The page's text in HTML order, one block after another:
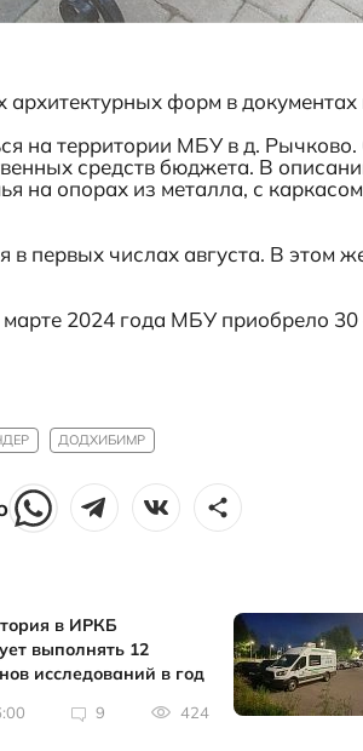
форм в документах
на территории МБУ в д.
средств бюджета. В
на опорах из металла, с
в первых числах августа. В этом
марте 2024 года МБУ приобрело 30
ДОДХИБИМР
в ИРКБ
выполнять 12
исследований в год
9 424